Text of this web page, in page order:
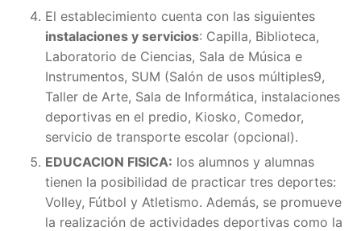
El establecimiento cuenta con las siguientes
instalaciones y servicios: Capilla, Biblioteca,
Laboratorio de Ciencias, Sala de Música e
Instrumentos, SUM (Salón de usos múltiples9,
Taller de Arte, Sala de Informática, instalaciones
deportivas en el predio, Kiosko, Comedor,
servicio de transporte escolar (opcional).
EDUCACION FISICA: los alumnos y alumnas
tienen la posibilidad de practicar tres deportes:
Volley, Fútbol y Atletismo. Además, se promueve
la realización de actividades deportivas como la